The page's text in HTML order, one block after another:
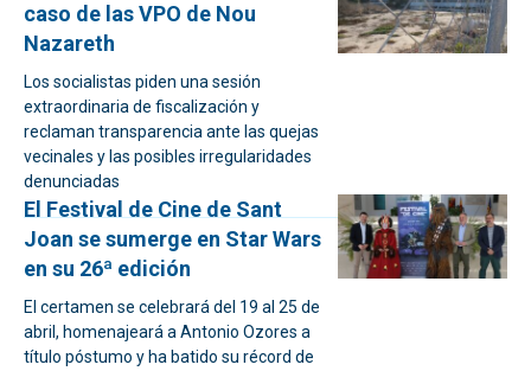
caso de las VPO de Nou
Nazareth
Los socialistas piden una sesión
extraordinaria de fiscalización y
reclaman transparencia ante las quejas
vecinales y las posibles irregularidades
denunciadas
El Festival de Cine de Sant
Joan se sumerge en Star Wars
en su 26ª edición
El certamen se celebrará del 19 al 25 de
abril, homenajeará a Antonio Ozores a
título póstumo y ha batido su récord de